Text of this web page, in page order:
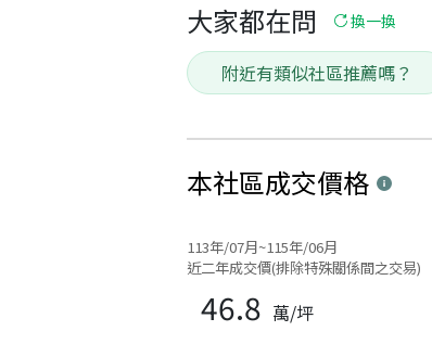
大家都在問 換一換
附近有類似社區推薦嗎？
本社區成交價格
113年/07月~115年/06月
近二年成交價(排除特殊關係間之交易)
46.8 萬/坪